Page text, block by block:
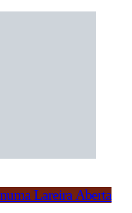
Lareira Aberta